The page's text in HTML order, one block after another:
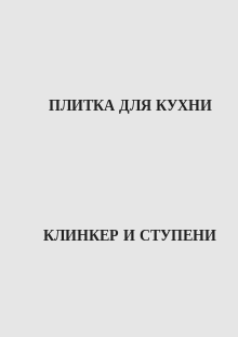
ПЛИТКА ДЛЯ КУХНИ
КЛИНКЕР И СТУПЕНИ